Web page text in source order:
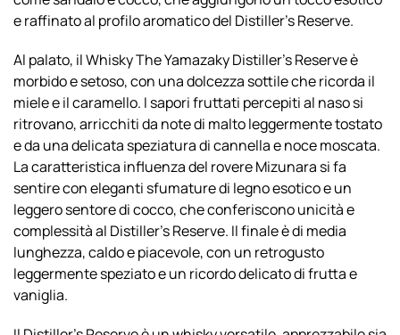
e raffinato al profilo aromatico del Distiller’s Reserve.
Al palato, il Whisky The Yamazaky Distiller’s Reserve è
morbido e setoso, con una dolcezza sottile che ricorda il
miele e il caramello. I sapori fruttati percepiti al naso si
ritrovano, arricchiti da note di malto leggermente tostato
e da una delicata speziatura di cannella e noce moscata.
La caratteristica influenza del rovere Mizunara si fa
sentire con eleganti sfumature di legno esotico e un
leggero sentore di cocco, che conferiscono unicità e
complessità al Distiller’s Reserve. Il finale è di media
lunghezza, caldo e piacevole, con un retrogusto
leggermente speziato e un ricordo delicato di frutta e
vaniglia.